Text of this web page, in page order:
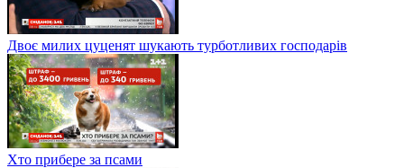
Двоє милих цуценят шукають турботливих господарів
Хто прибере за псами